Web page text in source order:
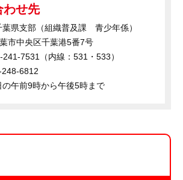
わせ先
葉県支部（組織普及課 青少年係）
市中央区千葉港5番7号
7531（内線：531・533）
248-6812
午前9時から午後5時まで